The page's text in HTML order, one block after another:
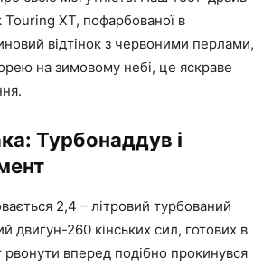
Touring XT, пофарбованої в
відтінок з червоними перлами,
на зимовому небі, це яскраве
Турбонаддув і
2,4 – літровий турбований
двигун-260 кінських сил, готових в
вперед подібно прокинувся